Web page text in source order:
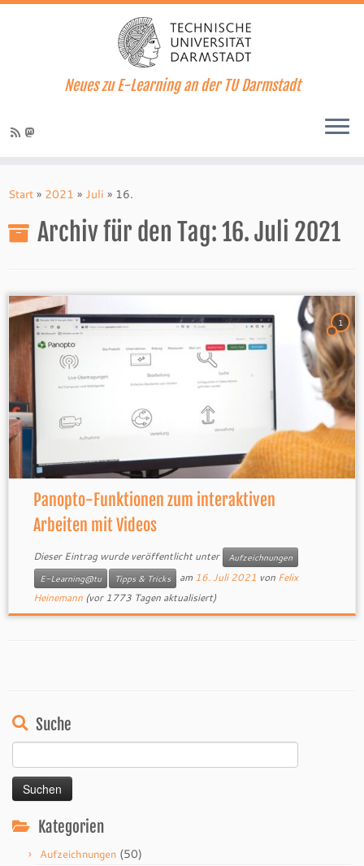
Inhalt
Neues zu E-Learning an der TU Darmstadt
Start » 2021 » Juli » 16.
Archiv für den Tag:16. Juli 2021
1
Panopto-Funktionen zum interaktiven
Arbeiten mit Videos
Dieser Eintrag wurde veröffentlicht unter
Aufzeichnungen
E-Learning@tu
Tipps & Tricks am 16. Juli 2021 von Felix
Heinemann(vor 1773 Tagen aktualisiert)
Suche
nach:
Kategorien
Aufzeichnungen (50)